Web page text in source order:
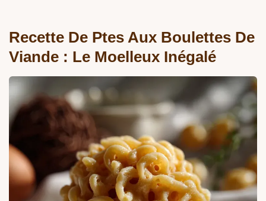
Recette De Ptes Aux Boulettes De
Viande : Le Moelleux Inégalé